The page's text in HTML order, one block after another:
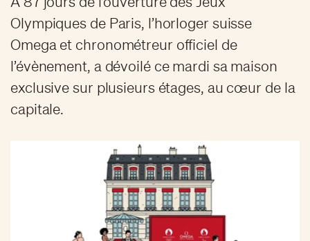
Olympiques de Paris, l’horloger suisse
Omega et chronométreur officiel de
l’évènement, a dévoilé ce mardi sa maison
exclusive sur plusieurs étages, au cœur de la
capitale.